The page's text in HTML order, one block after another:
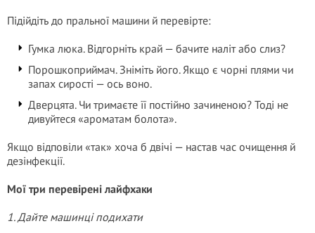
Підійдіть до пральної машини й перевірте:
Гумка люка. Відгорніть край — бачите наліт або слиз?
Порошкоприймач. Зніміть його. Якщо є чорні плями чи
запах сирості — ось воно.
Дверцята. Чи тримаєте її постійно зачиненою? Тоді не
дивуйтеся «ароматам болота».
Якщо відповіли «так» хоча б двічі — настав час очищення й
дезінфекції.
Мої три перевірені лайфхаки
1. Дайте машинці подихати